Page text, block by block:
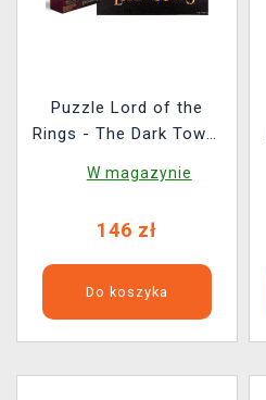
Puzzle Lord of the
Rings - The Dark Tower
(drewniane)
W magazynie
146 zł
Do koszyka